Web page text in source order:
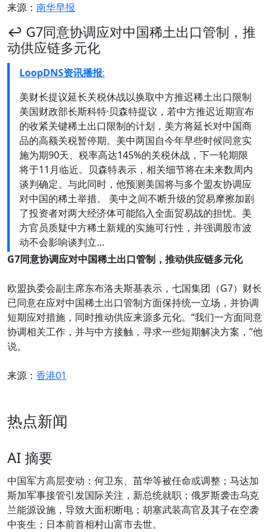
来源： 南华早报
↩️ G7同意协调应对中国稀土出口管制，推
动供应链多元化
LoopDNS资讯播报:
美财长提议延长关税休战以换取中方推迟稀土出口限制
美国财政部长斯科特·贝森特提议，若中方推迟近期宣布
的收紧关键稀土出口限制的计划，美方将延长对中国商
品的高额关税暂停期。美中两国自今年早些时候同意实
施为期90天、税率高达145%的关税休战，下一轮期限
将于11月临近。贝森特表示，相关细节将在未来数周内
谈判确定。与此同时，他预测美国将与多个盟友协调应
对中国的稀土举措。 美中之间不断升级的贸易摩擦加剧
了投资者对两大经济体可能陷入全面贸易战的担忧。美
方官员质疑中方稀土新规的实施可行性，并强调股市波
动不会影响谈判立…
G7同意协调应对中国稀土出口管制，推动供应链多元化
欧盟执委会副主席东布洛夫斯基表示，七国集团（G7）财长
已同意在应对中国稀土出口管制方面保持统一立场，并协调
短期应对措施，同时推动供应来源多元化。“我们一方面同意
协调相关工作，并与中方接触，寻求一些短期解决方案，”他
说。
来源： 香港01
热点新闻
AI 摘要
中国军方高层变动：何卫东、苗华等被任命或调整；马达加
斯加军事接管引发国际关注，新总统就职；俄罗斯袭击乌克
兰能源设施，导致大面积断电；胡塞武装高官及其子在空袭
中丧生；日本前首相村山富市去世。